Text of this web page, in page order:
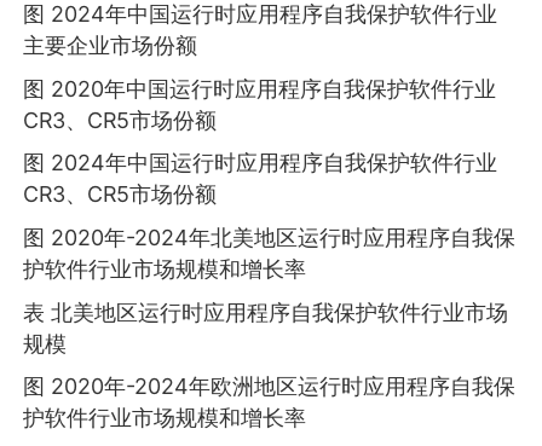
图 2024年中国运行时应用程序自我保护软件行业
主要企业市场份额
图 2020年中国运行时应用程序自我保护软件行业
CR3、CR5市场份额
图 2024年中国运行时应用程序自我保护软件行业
CR3、CR5市场份额
图 2020年-2024年北美地区运行时应用程序自我保
护软件行业市场规模和增长率
表 北美地区运行时应用程序自我保护软件行业市场
规模
图 2020年-2024年欧洲地区运行时应用程序自我保
护软件行业市场规模和增长率